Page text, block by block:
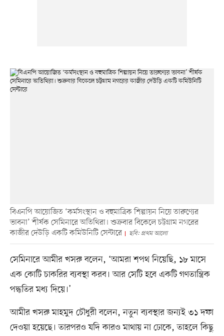
বিএনপি আয়োজিত ‘কর্মসংস্থান ও বহুমাত্রিক শিল্পায়ন নিয়ে তারুণ্যের
ভাবনা’ শীর্ষক সেমিনারে অতিথিরা। শুক্রবার বিকেলে চট্টগ্রাম নগরের
কাজীর দেউড়ি একটি কমিউনিটি সেন্টারে
ছবি: প্রথম আলো
সেমিনারে আমীর খসরু বলেন, ‘আমরা শপথ নিয়েছি, ১৮ মাসে
এক কোটি চাকরির ব্যবস্থা করব। আর সেটি হবে একটি গণতান্ত্রিক
পদ্ধতির মধ্য দিয়ে।’
আমীর খসরু মাহমুদ চৌধুরী বলেন, নতুন ব্যবস্থার জন্যই ৩১ দফা
দেওয়া হয়েছে। তারপরও যদি কারও মাথায় না ঢোকে, তাহলে কিছু